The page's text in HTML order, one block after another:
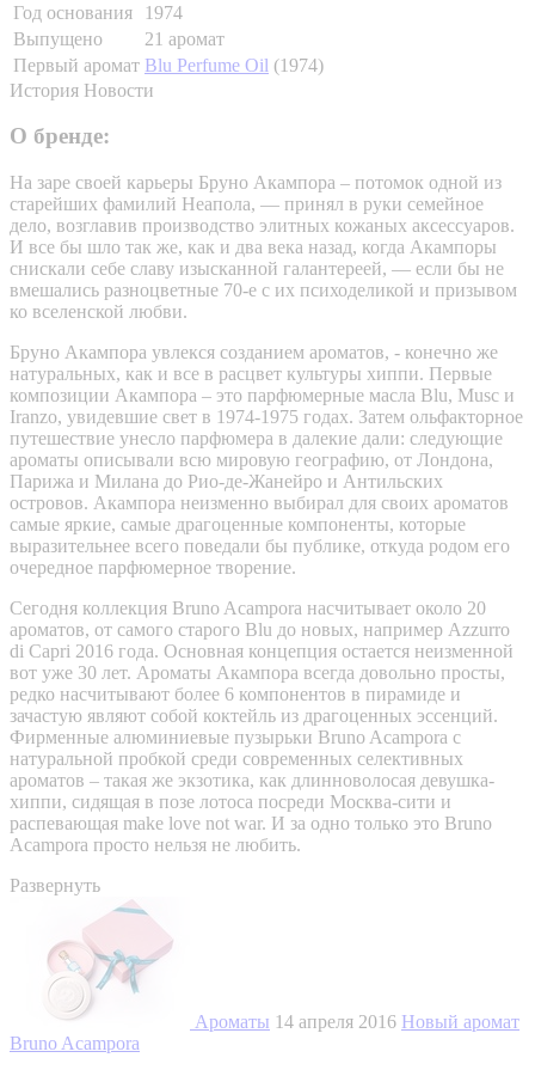
Год основания
1974
Выпущено
21 аромат
Первый аромат Blu Perfume Oil (1974)
История Новости
О бренде:
На заре своей карьеры Бруно Акампора – потомок одной из
старейших фамилий Неапола, — принял в руки семейное
дело, возглавив производство элитных кожаных аксессуаров.
И все бы шло так же, как и два века назад, когда Акампоры
снискали себе славу изысканной галантереей, — если бы не
вмешались разноцветные 70-е с их психоделикой и призывом
ко вселенской любви.
Бруно Акампора увлекся созданием ароматов, - конечно же
натуральных, как и все в расцвет культуры хиппи. Первые
композиции Акампора – это парфюмерные масла Blu, Musc и
Iranzo, увидевшие свет в 1974-1975 годах. Затем ольфакторное
путешествие унесло парфюмера в далекие дали: следующие
ароматы описывали всю мировую географию, от Лондона,
Парижа и Милана до Рио-де-Жанейро и Антильских
островов. Акампора неизменно выбирал для своих ароматов
самые яркие, самые драгоценные компоненты, которые
выразительнее всего поведали бы публике, откуда родом его
очередное парфюмерное творение.
Сегодня коллекция Bruno Acampora насчитывает около 20
ароматов, от самого старого Blu до новых, например Azzurro
di Capri 2016 года. Основная концепция остается неизменной
вот уже 30 лет. Ароматы Акампора всегда довольно просты,
редко насчитывают более 6 компонентов в пирамиде и
зачастую являют собой коктейль из драгоценных эссенций.
Фирменные алюминиевые пузырьки Bruno Acampora с
натуральной пробкой среди современных селективных
ароматов – такая же экзотика, как длинноволосая девушка-
хиппи, сидящая в позе лотоса посреди Москва-сити и
распевающая make love not war. И за одно только это Bruno
Acampora просто нельзя не любить.
Развернуть
Ароматы 14 апреля 2016 Новый аромат
Bruno Acampora